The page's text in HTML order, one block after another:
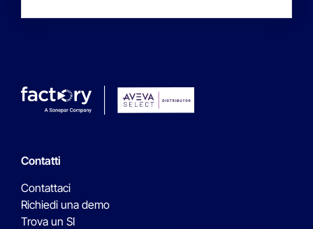
Contatti
Contattaci
Richiedi una demo
Trova un SI